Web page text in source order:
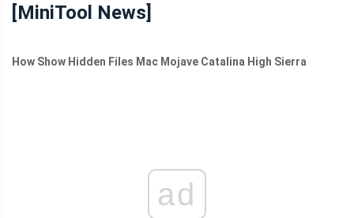
[MiniTool News]
How Show Hidden Files Mac Mojave Catalina High Sierra
ad